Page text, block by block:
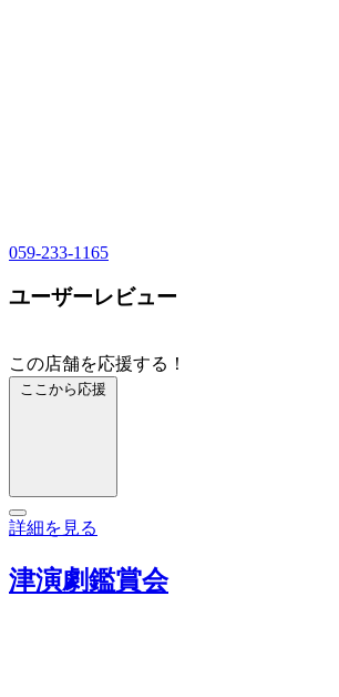
059-233-1165
ユーザーレビュー
この店舗を応援する！
ここから応援
詳細を見る
津演劇鑑賞会